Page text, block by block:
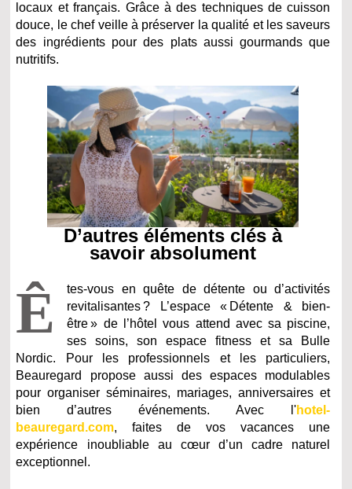
locaux et français. Grâce à des techniques de cuisson
douce, le chef veille à préserver la qualité et les saveurs
des ingrédients pour des plats aussi gourmands que
nutritifs.
D’autres éléments clés à
savoir absolument
Ê
tes-vous en quête de détente ou d’activités
revitalisantes ? L’espace « Détente & bien-
être » de l’hôtel vous attend avec sa piscine,
ses soins, son espace fitness et sa Bulle
Nordic. Pour les professionnels et les particuliers,
Beauregard propose aussi des espaces modulables
pour organiser séminaires, mariages, anniversaires et
bien d’autres événements. Avec l'hotel-
beauregard.com, faites de vos vacances une
expérience inoubliable au cœur d’un cadre naturel
exceptionnel.